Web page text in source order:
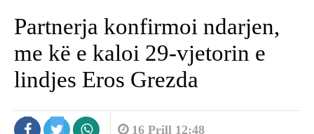
Partnerja konfirmoi ndarjen,
me kë e kaloi 29-vjetorin e
lindjes Eros Grezda
16 Prill 12:48